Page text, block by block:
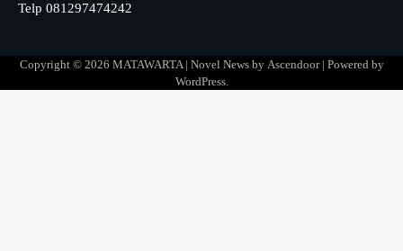
Telp 081297474242
Copyright © 2026 MATAWARTA| Novel News by Ascendoor| Powered by
WordPress.